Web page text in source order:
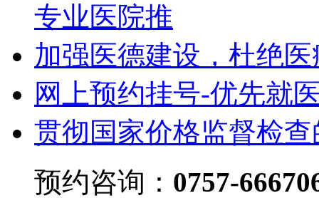
专业医院推
加强医德建设，杜绝
网上预约挂号-优先就
贯彻国家价格监督检
预约咨询： 0757-